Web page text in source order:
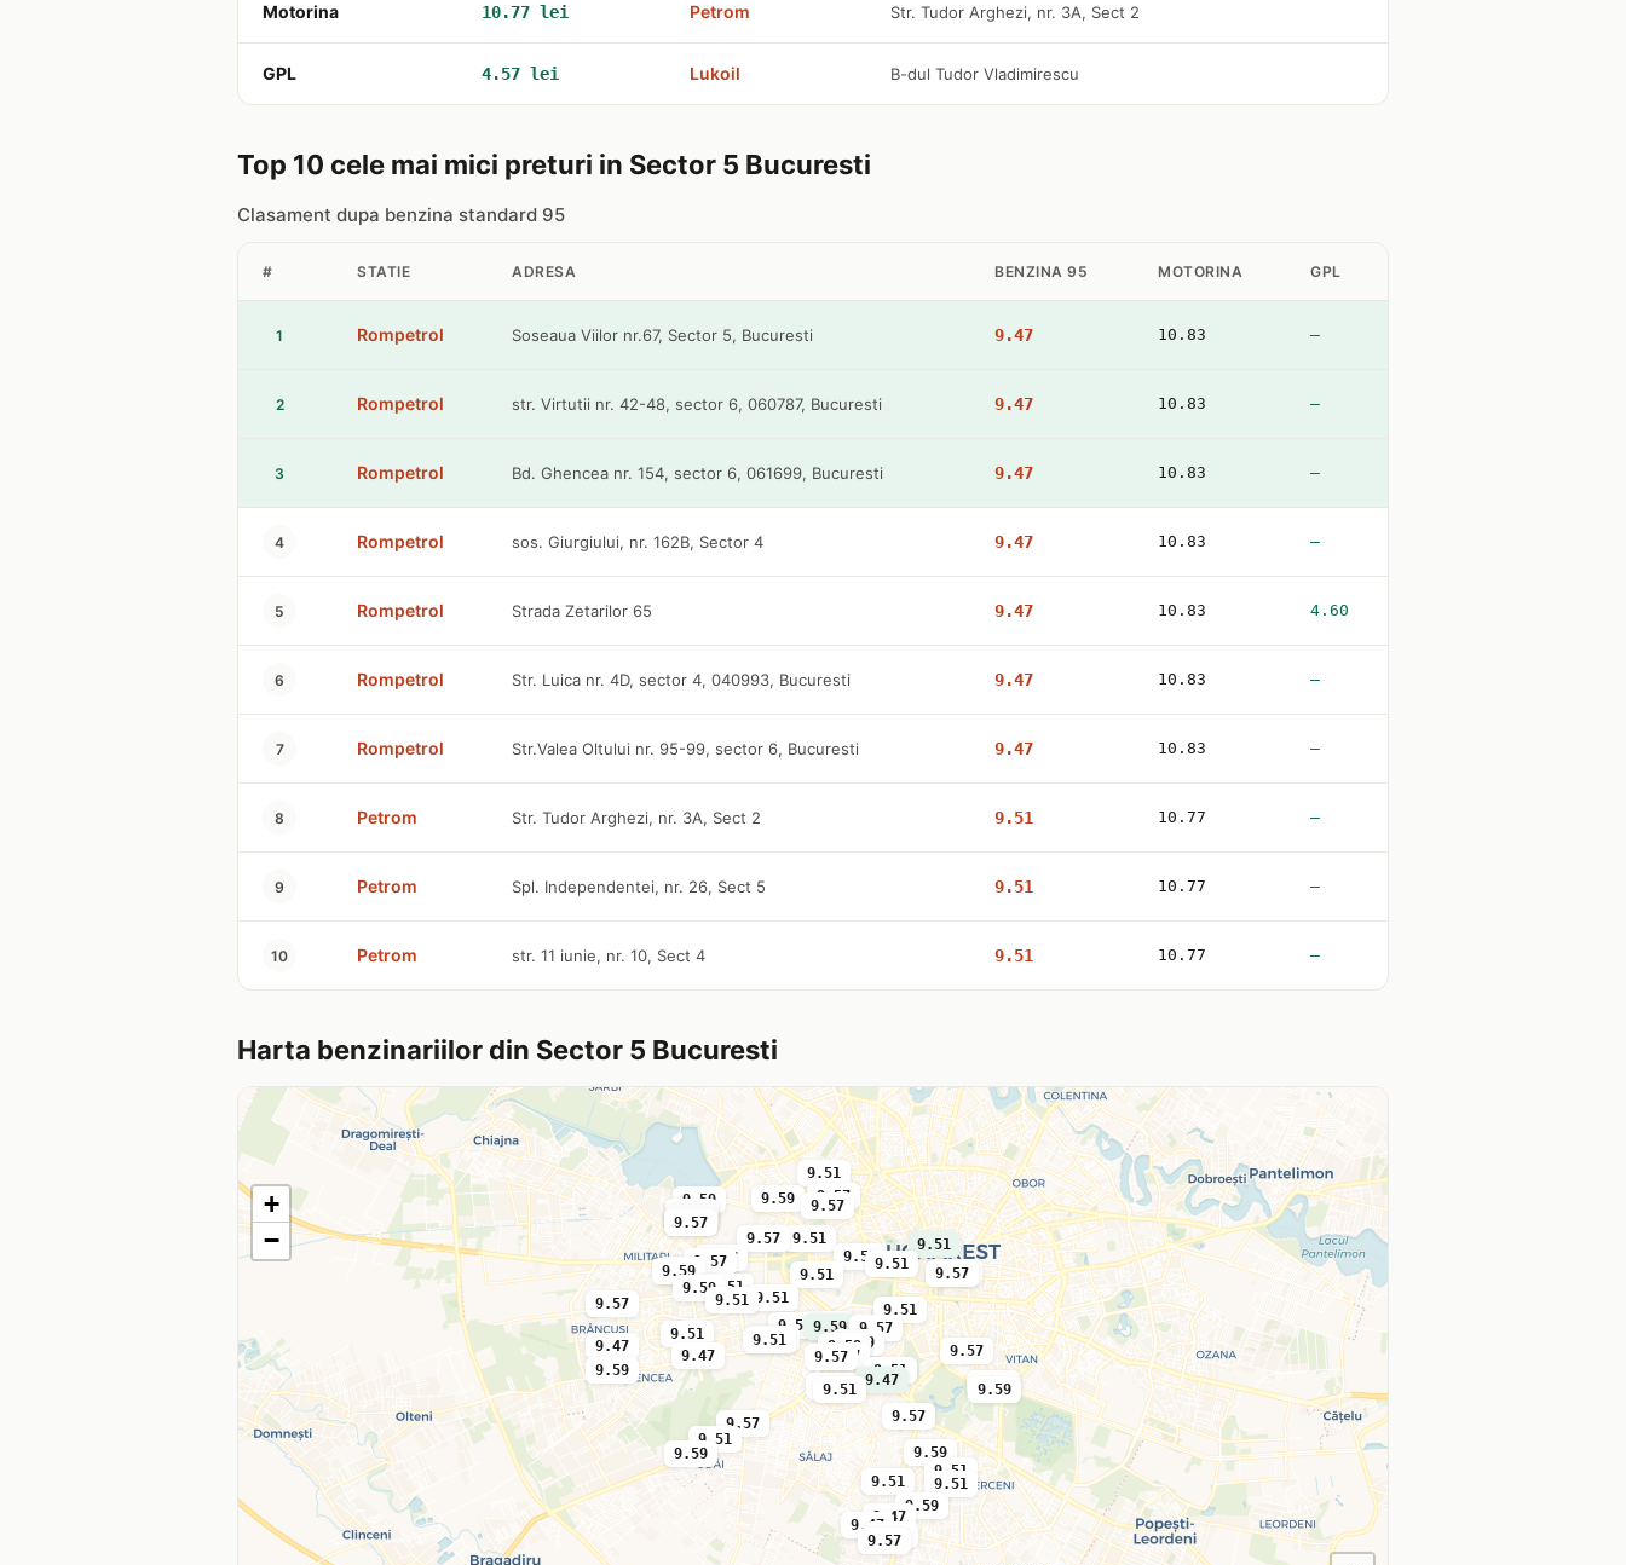
Motorina 10.77 lei Petrom Str. Tudor Arghezi, nr. 3A, Sect 2
GPL 4.57 lei Lukoil B-dul Tudor Vladimirescu
Top 10 cele mai mici preturi in Sector 5 Bucuresti
Clasament dupa benzina standard 95
# STATIE ADRESA BENZINA 95 MOTORINA GPL
1 Rompetrol Soseaua Viilor nr.67, Sector 5, Bucuresti 9.47 10.83 —
2 Rompetrol str. Virtutii nr. 42-48, sector 6, 060787, Bucuresti 9.47 10.83 —
3 Rompetrol Bd. Ghencea nr. 154, sector 6, 061699, Bucuresti 9.47 10.83 —
4 Rompetrol sos. Giurgiului, nr. 162B, Sector 4 9.47 10.83 —
5 Rompetrol Strada Zetarilor 65 9.47 10.83 4.60
6 Rompetrol Str. Luica nr. 4D, sector 4, 040993, Bucuresti 9.47 10.83 —
7 Rompetrol Str.Valea Oltului nr. 95-99, sector 6, Bucuresti 9.47 10.83 —
8 Petrom Str. Tudor Arghezi, nr. 3A, Sect 2 9.51 10.77 —
9 Petrom Spl. Independentei, nr. 26, Sect 5 9.51 10.77 —
10 Petrom str. 11 iunie, nr. 10, Sect 4 9.51 10.77 —
Harta benzinariilor din Sector 5 Bucuresti
9.51
9.51
9.51
9.51
9.51
9.51
9.51
9.51
9.51
9.51
9.51
9.51
9.51
9.51
9.51
9.51
9.51
9.51
9.51
9.51
9.51
9.57
9.57
9.57
9.57
9.57
9.57
9.57
9.57
9.57
9.57
9.57
9.57
9.57
9.57
9.57
9.57
9.57
9.57
9.57
9.47
9.47
9.47
9.47
9.47
9.47
9.47 9.59
9.59
9.59
9.59
9.59
9.59
9.59
9.59
9.59
9.59
9.59
9.59
9.59
+
−